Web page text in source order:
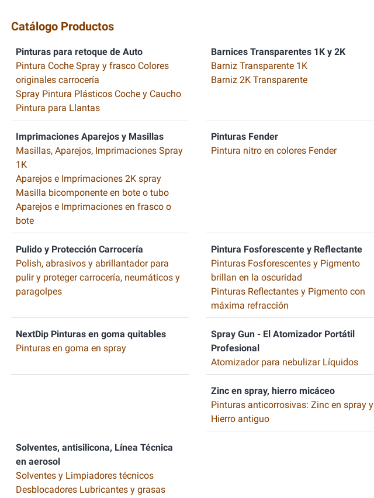
Catálogo Productos
Pinturas para retoque de Auto
Pintura Coche Spray y frasco Colores
originales carrocería
Spray Pintura Plásticos Coche y Caucho
Pintura para Llantas
Barnices Transparentes 1K y 2K
Barniz Transparente 1K
Barniz 2K Transparente
Imprimaciones Aparejos y Masillas
Masillas, Aparejos, Imprimaciones Spray
1K
Aparejos e Imprimaciones 2K spray
Masilla bicomponente en bote o tubo
Aparejos e Imprimaciones en frasco o
bote
Pinturas Fender
Pintura nitro en colores Fender
Pulido y Protección Carrocería
Polish, abrasivos y abrillantador para
pulir y proteger carrocería, neumáticos y
paragolpes
Pintura Fosforescente y Reflectante
Pinturas Fosforescentes y Pigmento
brillan en la oscuridad
Pinturas Reflectantes y Pigmento con
máxima refracción
NextDip Pinturas en goma quitables
Pinturas en goma en spray
Spray Gun - El Atomizador Portátil
Profesional
Atomizador para nebulizar Líquidos
Zinc en spray, hierro micáceo
Pinturas anticorrosivas: Zinc en spray y
Hierro antiguo
Solventes, antisilicona, Línea Técnica
en aerosol
Solventes y Limpiadores técnicos
Desblocadores Lubricantes y grasas